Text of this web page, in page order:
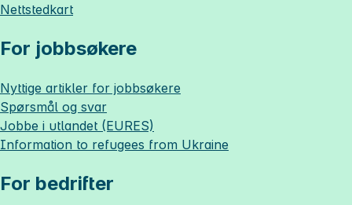
Nettstedkart
For jobbsøkere
Nyttige artikler for jobbsøkere
Spørsmål og svar
Jobbe i utlandet (EURES)
Information to refugees from Ukraine
For bedrifter